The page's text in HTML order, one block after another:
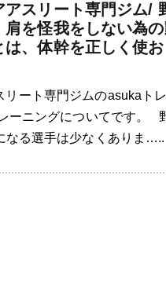
スリート専門ジム/
を怪我をしない為
、体幹を正しく使お
ート専門ジムのasukaト
ーニングについてです。
なる選手は少なくありま…..